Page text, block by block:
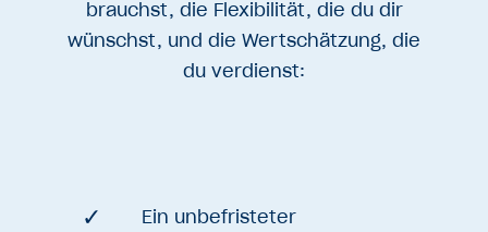
brauchst, die Flexibilität, die du dir
wünschst, und die Wertschätzung, die
du verdienst:
Ein unbefristeter